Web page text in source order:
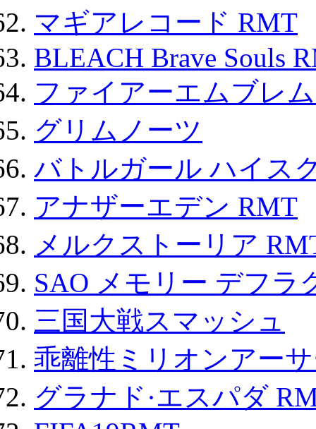
マギアレコード RMT
BLEACH Brave Souls
ファイアーエムブレ
グリムノーツ
バトルガール ハイス
アナザーエデン RMT
メルクストーリア
SAO メモリー デフラ
三国大戦スマッシュ
乖離性ミリオンアー
グラナド·エスパダ